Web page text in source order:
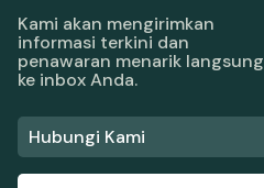
Kami akan mengirimkan
informasi terkini dan
penawaran menarik langsung
ke inbox Anda.